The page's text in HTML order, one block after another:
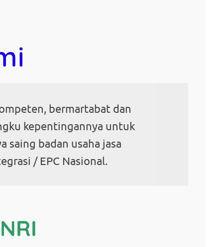
bermartabat dan
kepentingannya untuk
saing badan usaha jasa
/ EPC Nasional.